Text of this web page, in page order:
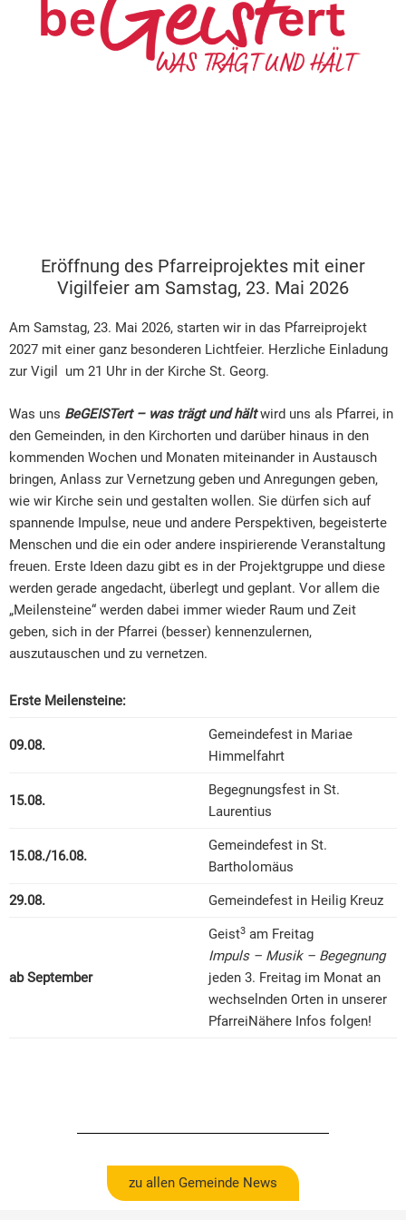
Eröffnung des Pfarreiprojektes mit einer
Vigilfeier am Samstag, 23. Mai 2026
Am Samstag, 23. Mai 2026, starten wir in das Pfarreiprojekt
2027 mit einer ganz besonderen Lichtfeier. Herzliche Einladung
zur Vigil um 21 Uhr in der Kirche St. Georg.
Was uns BeGEISTert – was trägt und hältwird uns als Pfarrei, in
den Gemeinden, in den Kirchorten und darüber hinaus in den
kommenden Wochen und Monaten miteinander in Austausch
bringen, Anlass zur Vernetzung geben und Anregungen geben,
wie wir Kirche sein und gestalten wollen. Sie dürfen sich auf
spannende Impulse, neue und andere Perspektiven, begeisterte
Menschen und die ein oder andere inspirierende Veranstaltung
freuen. Erste Ideen dazu gibt es in der Projektgruppe und diese
werden gerade angedacht, überlegt und geplant. Vor allem die
„Meilensteine“ werden dabei immer wieder Raum und Zeit
geben, sich in der Pfarrei (besser) kennenzulernen,
auszutauschen und zu vernetzen.
Erste Meilensteine:
09.08.
Gemeindefest in Mariae
Himmelfahrt
15.08.
Begegnungsfest in St.
Laurentius
15.08./16.08.
Gemeindefest in St.
Bartholomäus
29.08. Gemeindefest in Heilig Kreuz
ab September
Geist3 am Freitag
Impuls – Musik – Begegnung
jeden 3. Freitag im Monat an
wechselnden Orten in unserer
PfarreiNähere Infos folgen!
zu allen Gemeinde News